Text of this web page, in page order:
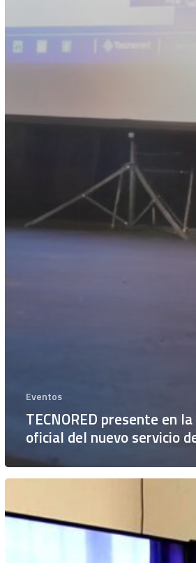
Eventos
TECNORED presente en
oficial del nuevo servicio